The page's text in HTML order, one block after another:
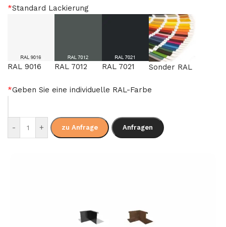
*Standard Lackierung
RAL 9016 RAL 7012 RAL 7021 Sonder RAL
*Geben Sie eine individuelle RAL-Farbe
- + zu Anfrage Anfragen